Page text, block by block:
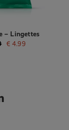
– Lingettes
– 25
€ 4.99